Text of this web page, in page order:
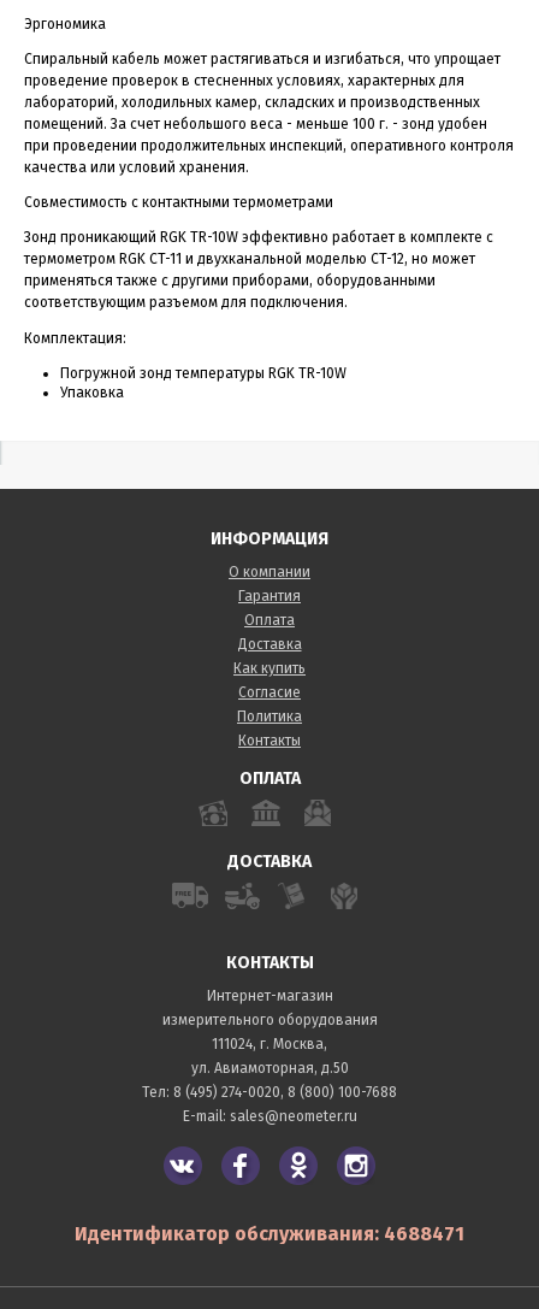
Эргономика
Спиральный кабель может растягиваться и изгибаться, что упрощает
проведение проверок в стесненных условиях, характерных для
лабораторий, холодильных камер, складских и производственных
помещений. За счет небольшого веса - меньше 100 г. - зонд удобен
при проведении продолжительных инспекций, оперативного контроля
качества или условий хранения.
Совместимость с контактными термометрами
Зонд проникающий RGK TR-10W эффективно работает в комплекте с
термометром RGK СT-11 и двухканальной моделью СT-12, но может
применяться также с другими приборами, оборудованными
соответствующим разъемом для подключения.
Комплектация:
Погружной зонд температуры RGK TR-10W
Упаковка
ИНФОРМАЦИЯ
О компании
Гарантия
Оплата
Доставка
Как купить
Согласие
Политика
Контакты
ОПЛАТА
ДОСТАВКА
КОНТАКТЫ
Интернет-магазин
измерительного оборудования
111024, г. Москва,
ул. Авиамоторная, д.50
Тел: 8 (495) 274-0020, 8 (800) 100-7688
E-mail: sales@neometer.ru
Идентификатор обслуживания: 4688471